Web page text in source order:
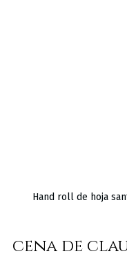
Hand roll de hoja
cena de